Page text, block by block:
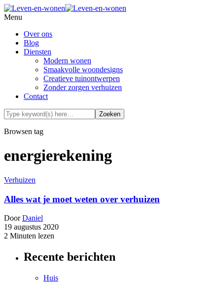
Menu
Over ons
Blog
Diensten
Modern wonen
Smaakvolle woondesigns
Creatieve tuinontwerpen
Zonder zorgen verhuizen
Contact
Browsen tag
energierekening
Verhuizen
Alles wat je moet weten over verhuizen
DoorDaniel
19 augustus 2020
2 Minuten lezen
Recente berichten
Huis